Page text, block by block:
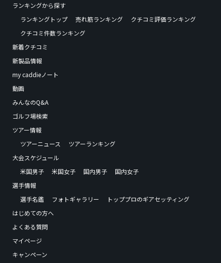
ランキングから探す
ランキングトップ
売れ筋ランキング
クチコミ評価ランキング
クチコミ件数ランキング
新着クチコミ
新製品情報
my caddieノート
動画
みんなのQ&A
ゴルフ場検索
ツアー情報
ツアーニュース
ツアーランキング
大会スケジュール
米国男子
米国女子 国内男子
国内女子
選手情報
選手名鑑
フォトギャラリー
トッププロのギアセッティング
はじめての方へ
よくある質問
マイページ
キャンペーン